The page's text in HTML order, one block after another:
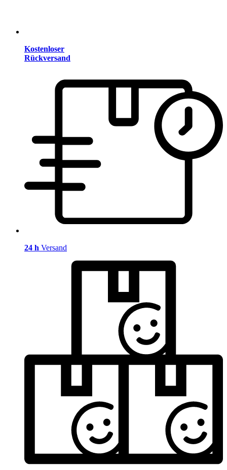
Kostenloser
Rückversand
24 h Versand